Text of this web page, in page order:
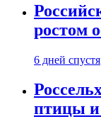
ростом
6 дней спустя
птицы